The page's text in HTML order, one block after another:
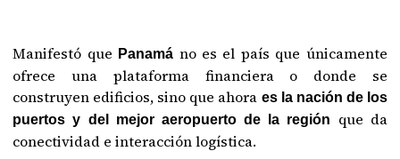
Manifestó que Panamá no es el país que únicamente
ofrece una plataforma financiera o donde se
construyen edificios, sino que ahora es la nación de los
puertos y del mejor aeropuerto de la región que da
conectividad e interacción logística.